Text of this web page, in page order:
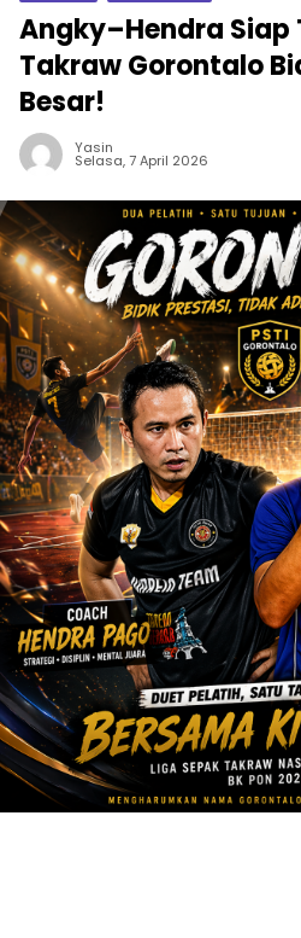
Angky–Hendra Siap
Takraw Gorontalo
Besar!
Yasin
Selasa, 7 April 2026